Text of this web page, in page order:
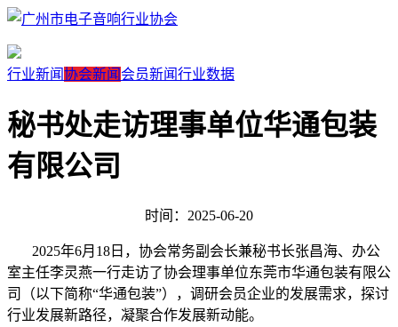
行业新闻协会新闻 会员新闻行业数据
秘书处走访理事单位华通包装
有限公司
时间：2025-06-20
2025年6月18日，协会常务副会长兼秘书长张昌海、办公
室主任李灵燕一行走访了协会理事单位东莞市华通包装有限公
司（以下简称“华通包装”），调研会员企业的发展需求，探讨
行业发展新路径，凝聚合作发展新动能。